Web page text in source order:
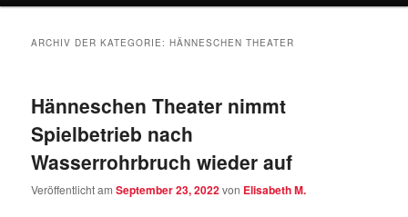
ARCHIV DER KATEGORIE:HÄNNESCHEN THEATER
Hänneschen Theater nimmt
Spielbetrieb nach
Wasserrohrbruch wieder auf
Veröffentlicht amSeptember 23, 2022von Elisabeth M.